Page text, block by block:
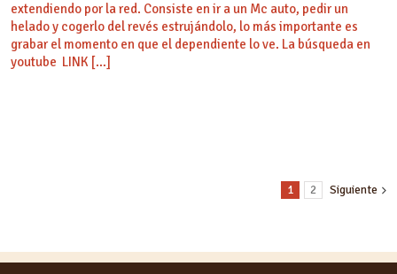
extendiendo por la red. Consiste en ir a un Mc auto, pedir un
helado y cogerlo del revés estrujándolo, lo más importante es
grabar el momento en que el dependiente lo ve. La búsqueda en
youtube LINK […]
1 2 Siguiente